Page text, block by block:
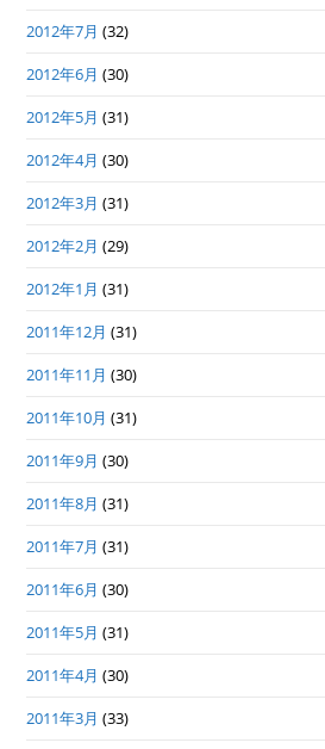
2012年7月 (32)
2012年6月 (30)
2012年5月 (31)
2012年4月 (30)
2012年3月 (31)
2012年2月 (29)
2012年1月 (31)
2011年12月 (31)
2011年11月 (30)
2011年10月 (31)
2011年9月 (30)
2011年8月 (31)
2011年7月 (31)
2011年6月 (30)
2011年5月 (31)
2011年4月 (30)
2011年3月 (33)